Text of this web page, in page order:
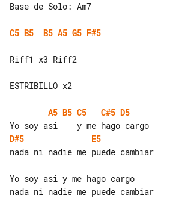
Base de Solo: Am7
C5 B5 B5 A5 G5 F#5
Riff1 x3 Riff2
ESTRIBILLO x2
A5 B5 C5 C#5 D5
D#5
E5
nada ni nadie me puede cambiar
Yo soy asi y me hago cargo
nada ni nadie me puede cambiar